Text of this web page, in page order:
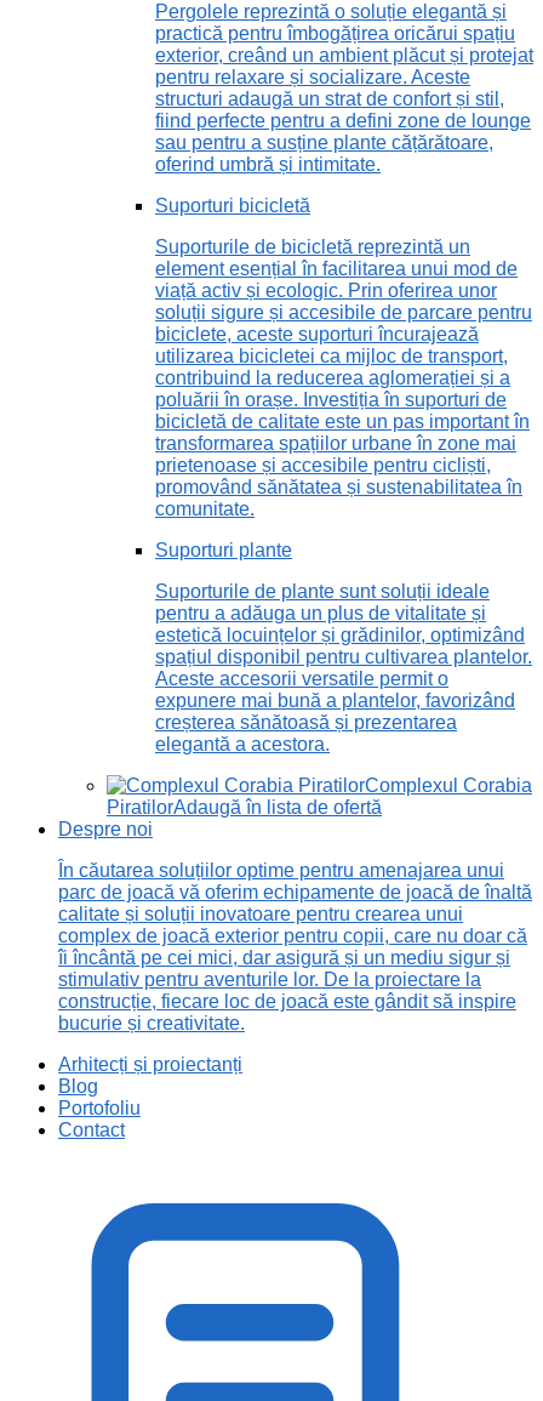
Pergolele reprezintă o soluție elegantă și
practică pentru îmbogățirea oricărui spațiu
exterior, creând un ambient plăcut și protejat
pentru relaxare și socializare. Aceste
structuri adaugă un strat de confort și stil,
fiind perfecte pentru a defini zone de lounge
sau pentru a susține plante cățărătoare,
oferind umbră și intimitate.
Suporturi bicicletă
Suporturile de bicicletă reprezintă un
element esențial în facilitarea unui mod de
viață activ și ecologic. Prin oferirea unor
soluții sigure și accesibile de parcare pentru
biciclete, aceste suporturi încurajează
utilizarea bicicletei ca mijloc de transport,
contribuind la reducerea aglomerației și a
poluării în orașe. Investiția în suporturi de
bicicletă de calitate este un pas important în
transformarea spațiilor urbane în zone mai
prietenoase și accesibile pentru cicliști,
promovând sănătatea și sustenabilitatea în
comunitate.
Suporturi plante
Suporturile de plante sunt soluții ideale
pentru a adăuga un plus de vitalitate și
estetică locuințelor și grădinilor, optimizând
spațiul disponibil pentru cultivarea plantelor.
Aceste accesorii versatile permit o
expunere mai bună a plantelor, favorizând
creșterea sănătoasă și prezentarea
elegantă a acestora.
Complexul Corabia
PiratilorAdaugă în lista de ofertă
Despre noi
În căutarea soluțiilor optime pentru amenajarea unui
parc de joacă vă oferim echipamente de joacă de înaltă
calitate și soluții inovatoare pentru crearea unui
complex de joacă exterior pentru copii, care nu doar că
îi încântă pe cei mici, dar asigură și un mediu sigur și
stimulativ pentru aventurile lor. De la proiectare la
construcție, fiecare loc de joacă este gândit să inspire
bucurie și creativitate.
Arhitecți și proiectanți
Blog
Portofoliu
Contact